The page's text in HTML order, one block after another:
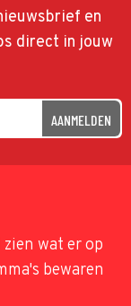
en
direct in jouw
AANMELDEN
wat er op
bewaren